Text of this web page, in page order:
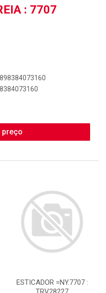
: 7707
preço
ESTICADOR =NY.7707 :